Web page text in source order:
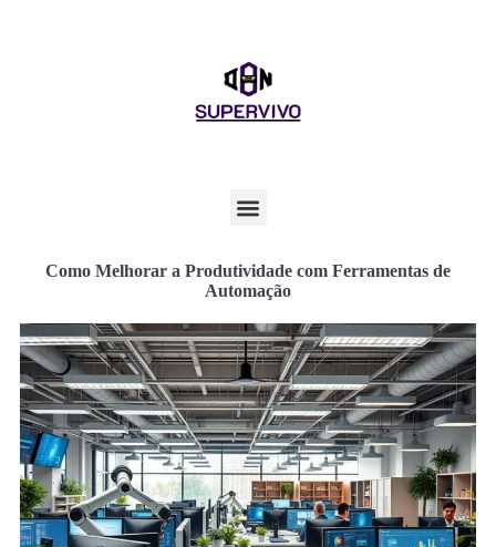
Como Melhorar a Produtividade com Ferramentas de
Automação